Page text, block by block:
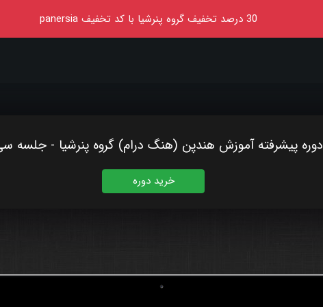
30 درصد تخفیف گروه پنرشیا با کد تخفیفpanersia
دوره پیشرفته آموزش هندپن (هنگ درام) گروه پنرشیا - جلسه
خرید دوره